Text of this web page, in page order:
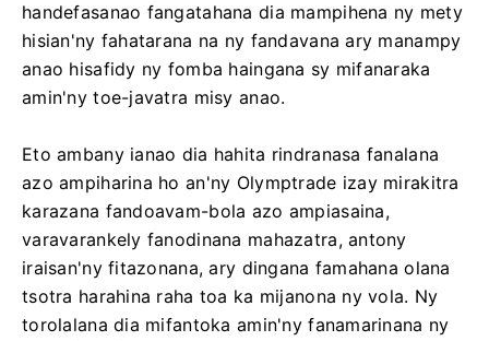
handefasanao fangatahana dia mampihena ny mety
hisian'ny fahatarana na ny fandavana ary manampy
anao hisafidy ny fomba haingana sy mifanaraka
amin'ny toe-javatra misy anao.
Eto ambany ianao dia hahita rindranasa fanalana
azo ampiharina ho an'ny Olymptrade izay mirakitra
karazana fandoavam-bola azo ampiasaina,
varavarankely fanodinana mahazatra, antony
iraisan'ny fitazonana, ary dingana famahana olana
tsotra harahina raha toa ka mijanona ny vola. Ny
torolalana dia mifantoka amin'ny fanamarinana ny